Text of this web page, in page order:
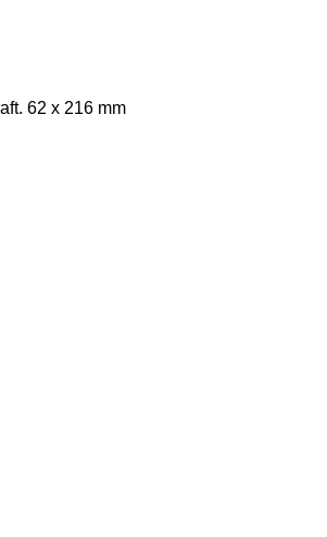
62 x 216 mm